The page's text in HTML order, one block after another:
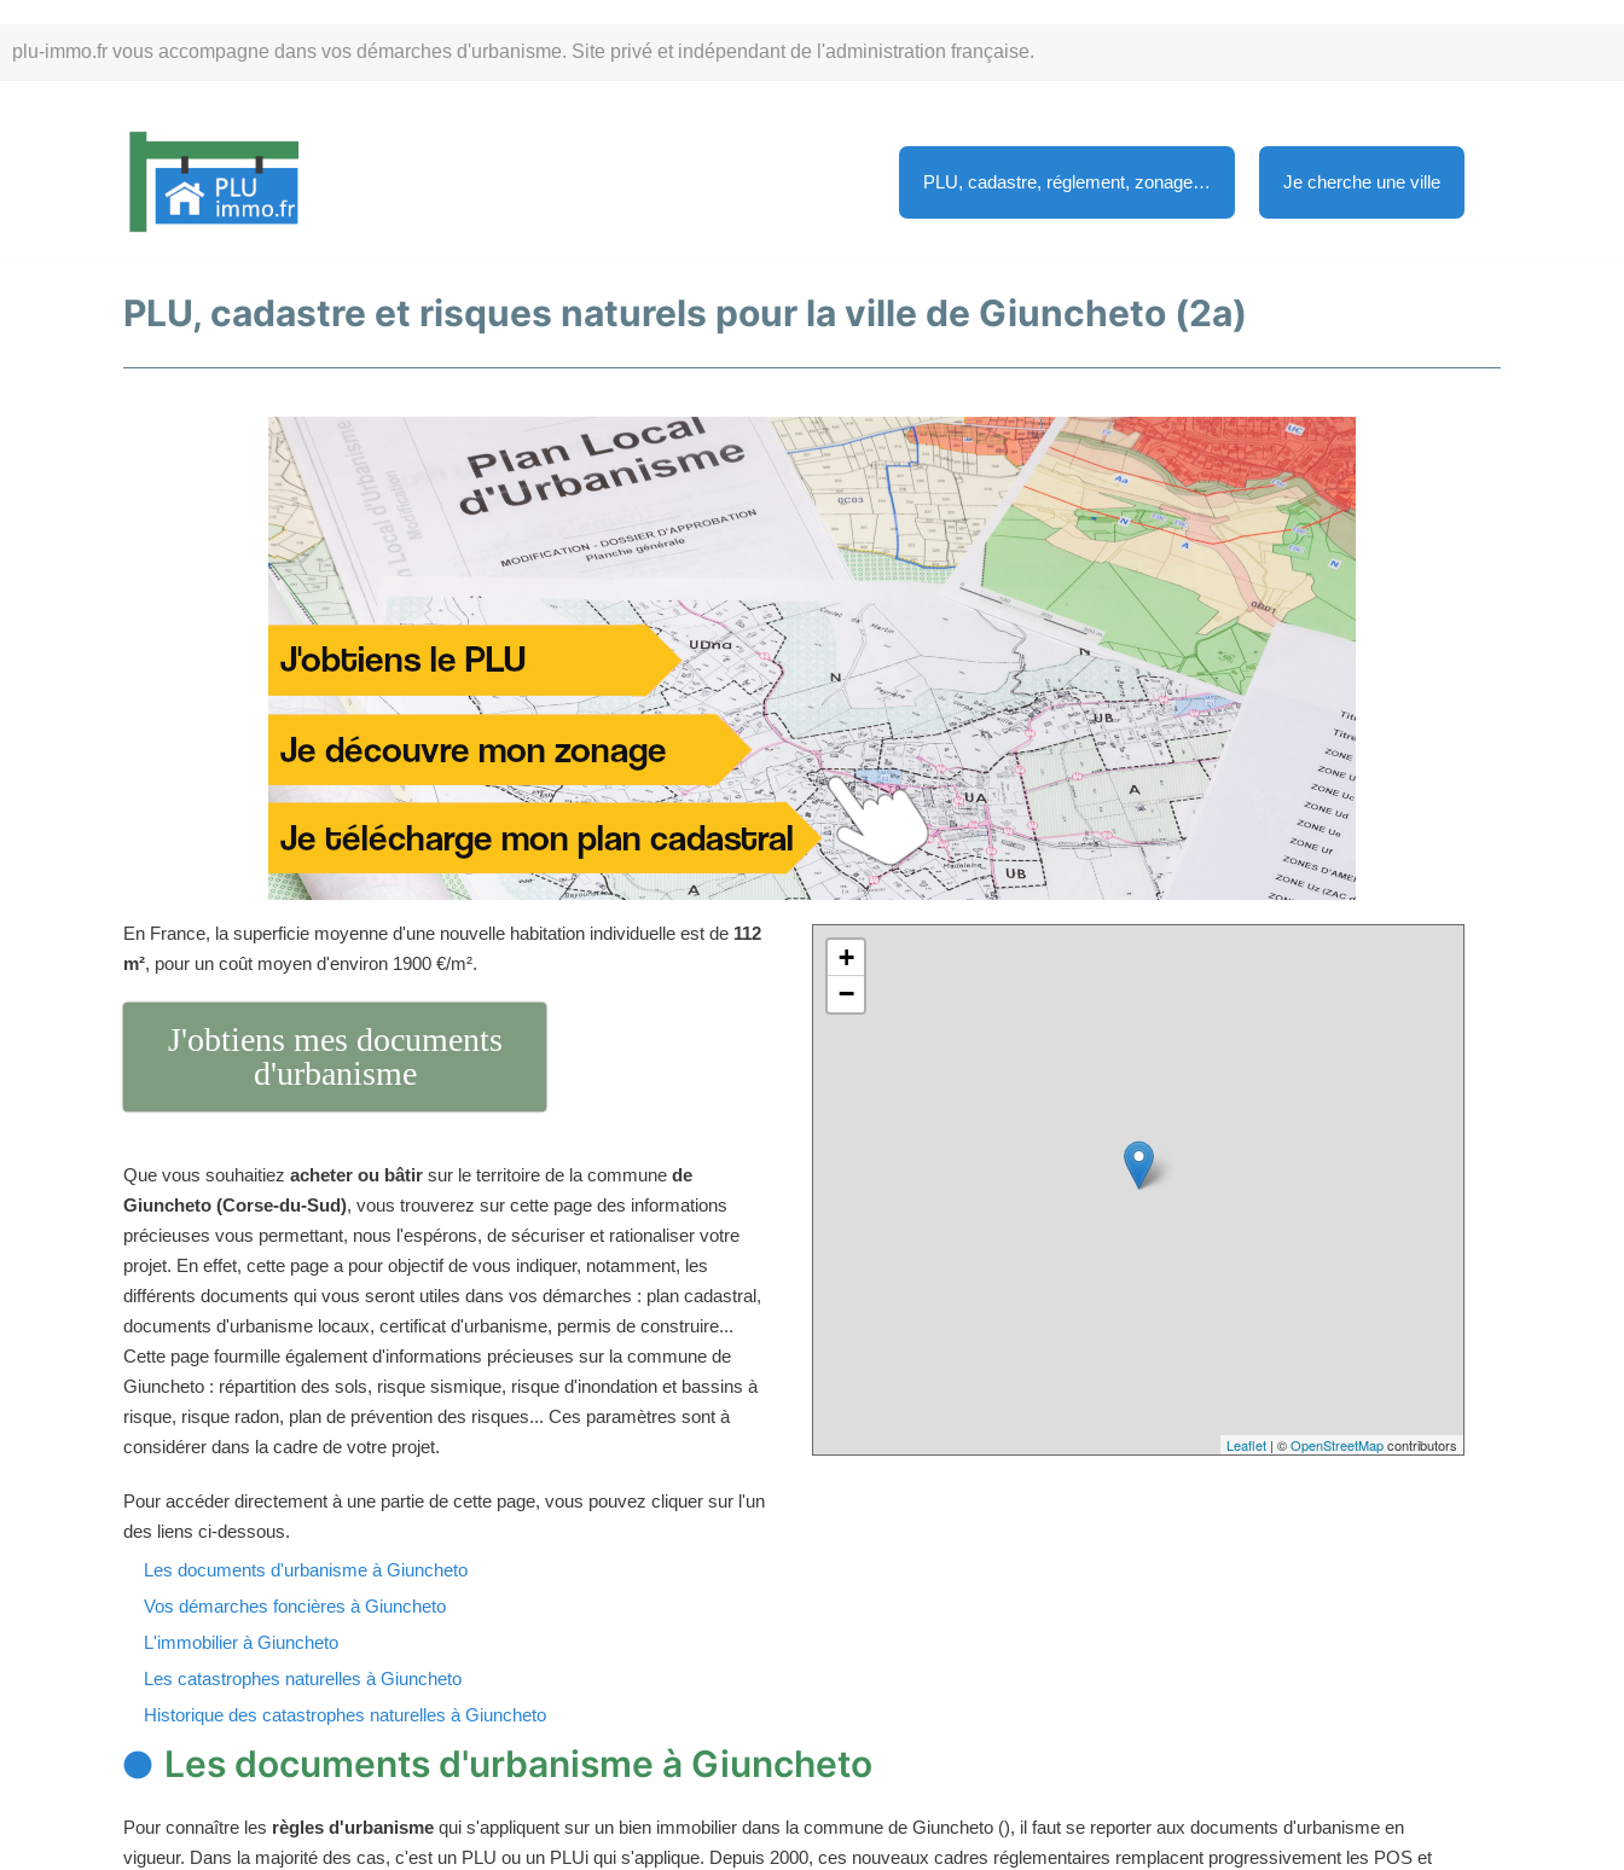
plu-immo.fr vous accompagne dans vos démarches d'urbanisme. Site privé et indépendant de l'administration française.
au
PLU, cadastre, réglement, zonage… Je cherche une ville
PLU, cadastre et risques naturels pour la ville de Giuncheto (2a)
En France, la superficie moyenne d'une nouvelle habitation individuelle est de 112
m², pour un coût moyen d'environ 1900 €/m².
J'obtiens mes documents
d'urbanisme
Que vous souhaitiez acheter ou bâtir sur le territoire de la commune de
Giuncheto (Corse-du-Sud), vous trouverez sur cette page des informations
précieuses vous permettant, nous l'espérons, de sécuriser et rationaliser votre
projet. En effet, cette page a pour objectif de vous indiquer, notamment, les
différents documents qui vous seront utiles dans vos démarches : plan cadastral,
documents d'urbanisme locaux, certificat d'urbanisme, permis de construire...
Cette page fourmille également d'informations précieuses sur la commune de
Giuncheto : répartition des sols, risque sismique, risque d'inondation et bassins à
risque, risque radon, plan de prévention des risques... Ces paramètres sont à
considérer dans la cadre de votre projet.
Pour accéder directement à une partie de cette page, vous pouvez cliquer sur l'un
des liens ci-dessous.
Les documents d'urbanisme à Giuncheto
Vos démarches foncières à Giuncheto
L'immobilier à Giuncheto
Les catastrophes naturelles à Giuncheto
Historique des catastrophes naturelles à Giuncheto
+
−
Leaflet | ©OpenStreetMapcontributors
Les documents d'urbanisme à Giuncheto
Pour connaître les règles d'urbanisme qui s'appliquent sur un bien immobilier dans la commune de Giuncheto (), il faut se reporter aux documents d'urbanisme en
vigueur. Dans la majorité des cas, c'est un PLU ou un PLUi qui s'applique. Depuis 2000, ces nouveaux cadres réglementaires remplacent progressivement les POS et